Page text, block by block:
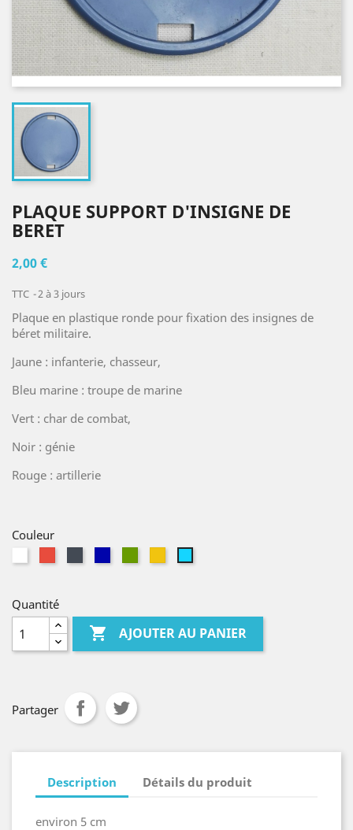
PLAQUE SUPPORT D'INSIGNE DE
BERET
2,00 €
TTC 2 à 3 jours
Plaque en plastique ronde pour fixation des insignes de
béret militaire.
Jaune : infanterie, chasseur,
Bleu marine : troupe de marine
Vert : char de combat,
Noir : génie
Rouge : artillerie
Couleur
Quantité
 AJOUTER AU PANIER
Partager
Description Détails du produit
environ 5 cm